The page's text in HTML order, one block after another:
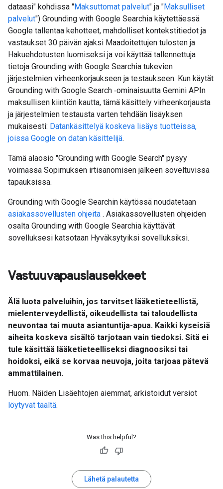
dataasi" kohdissa "Maksuttomat palvelut" ja "Maksulliset
palvelut") Grounding with Google Searchia käytettäessä
Google tallentaa kehotteet, mahdolliset kontekstitiedot ja
vastaukset 30 päivän ajaksi Maadoitettujen tulosten ja
Hakuehdotusten luomiseksi ja voi käyttää tallennettuja
tietoja Grounding with Google Searchia tukevien
järjestelmien virheenkorjaukseen ja testaukseen. Kun käytät
Grounding with Google Search ‑ominaisuutta Gemini APIn
maksullisen kiintiön kautta, tämä käsittely virheenkorjausta
ja järjestelmien testausta varten tehdään lisäyksen
mukaisesti: Datankäsittelyä koskeva lisäys tuotteissa,
joissa Google on datan käsittelijä.
Tämä alaosio "Grounding with Google Search" pysyy
voimassa Sopimuksen irtisanomisen jälkeen soveltuvissa
tapauksissa.
Grounding with Google Searchin käytössä noudatetaan
asiakassovellusten ohjeita . Asiakassovellusten ohjeiden
osalta Grounding with Google Searchia käyttävät
sovelluksesi katsotaan Hyväksytyiksi sovelluksiksi.
Vastuuvapauslausekkeet
Älä luota palveluihin, jos tarvitset lääketieteellistä,
mielenterveydellistä, oikeudellista tai taloudellista
neuvontaa tai muuta asiantuntija-apua. Kaikki kyseisiä
aiheita koskeva sisältö tarjotaan vain tiedoksi. Sitä ei
tule käsittää lääketieteelliseksi diagnoosiksi tai
hoidoksi, eikä se korvaa neuvoja, joita tarjoaa pätevä
ammattilainen.
Huom. Näiden Lisäehtojen aiemmat, arkistoidut versiot
löytyvät täältä.
Was this helpful?
Lähetä palautetta